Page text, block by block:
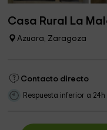
Casa Rural La
Azuara, Zaragoza
Contacto directo
Respuesta inferior a 24h